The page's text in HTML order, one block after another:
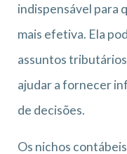
indispensável para
mais efetiva. Ela
assuntos
ajudar a fornecer
de decisões.
Os nichos